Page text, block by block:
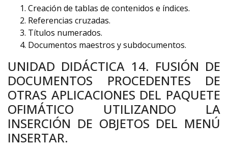
Creación de tablas de contenidos e índices.
Referencias cruzadas.
Títulos numerados.
Documentos maestros y subdocumentos.
UNIDAD DIDÁCTICA 14. FUSIÓN DE
DOCUMENTOS PROCEDENTES DE
OTRAS APLICACIONES DEL PAQUETE
OFIMÁTICO UTILIZANDO LA
INSERCIÓN DE OBJETOS DEL MENÚ
INSERTAR.